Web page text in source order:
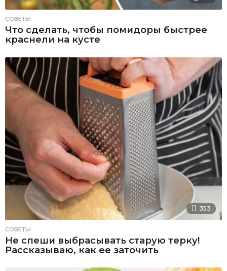
СОВЕТЫ
Что сделать, чтобы помидоры быстрее
краснели на кусте
353
СОВЕТЫ
Не спеши выбрасывать старую терку!
Рассказываю, как ее заточить